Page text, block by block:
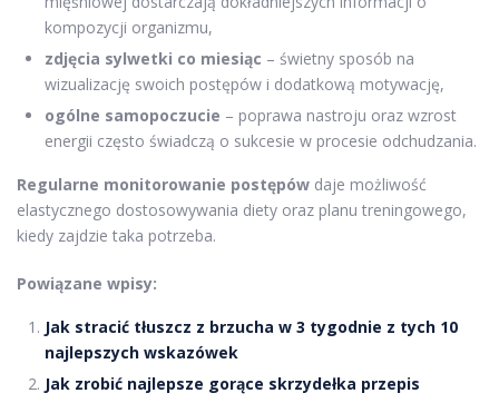
kompozycji organizmu,
zdjęcia sylwetki co miesiąc – świetny sposób na
wizualizację swoich postępów i dodatkową motywację,
ogólne samopoczucie – poprawa nastroju oraz wzrost
energii często świadczą o sukcesie w procesie odchudzania.
Regularne monitorowanie postępów daje możliwość
elastycznego dostosowywania diety oraz planu treningowego,
kiedy zajdzie taka potrzeba.
Powiązane wpisy:
Jak stracić tłuszcz z brzucha w 3 tygodnie z tych 10
najlepszych wskazówek
Jak zrobić najlepsze gorące skrzydełka przepis